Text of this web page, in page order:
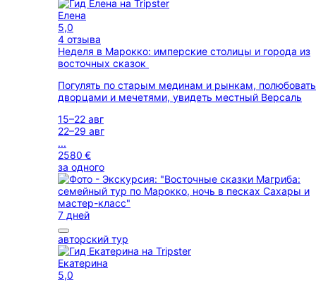
Елена
5,0
4 отзыва
Неделя в Марокко: имперские столицы и города из
восточных сказок
Погулять по старым мединам и рынкам,
дворцами и мечетями, увидеть местный Версаль
15–22 авг
22–29 авг
...
2580 €
за одного
7 дней
авторский тур
Екатерина
5,0